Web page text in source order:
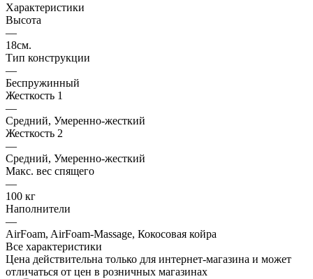
Характеристики
Высота
—
18см.
Тип конструкции
—
Беспружинный
Жесткость 1
—
Средний, Умеренно-жесткий
Жесткость 2
—
Средний, Умеренно-жесткий
Макс. вес спящего
—
100 кг
Наполнители
—
AirFoam, AirFoam-Massage, Кокосовая койра
Все характеристики
Цена действительна только для интернет-магазина и может
отличаться от цен в розничных магазинах